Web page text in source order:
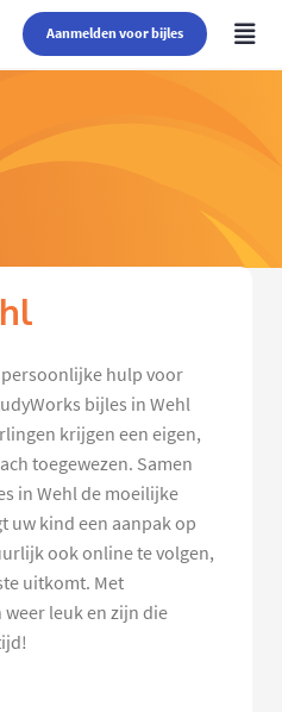
Aanmelden voor bijles
hulp voor
bijles in Wehl
krijgen een eigen,
toegewezen. Samen
in Wehl de moeilijke
uw kind een aanpak op
ook online te volgen,
uitkomt. Met
leuk en zijn die